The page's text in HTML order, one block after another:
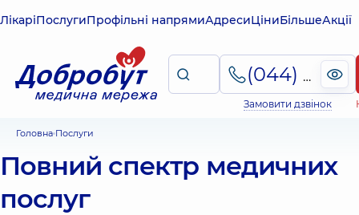
ЛікаріПослугиПрофільні напрямиАдресиЦіниБільшеАкції
(044) 495-2-888
Замовити дзвінок
Головна Послуги
Повний спектр медичних
послуг